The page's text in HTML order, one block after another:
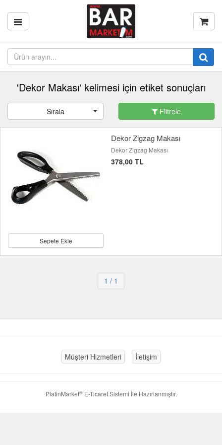
'Dekor Makası' kelimesi için etiket sonuçları
Sırala Filtrele
Sepete Ekle
Dekor Zigzag Makası
Dekor Zigzag Makası
378,00 TL
1 / 1
Müşteri Hizmetleri İletişim
PlatinMarket®E-Ticaret Sistemi İle Hazırlanmıştır.